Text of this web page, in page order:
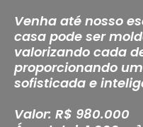
Venha até nosso
casa pode ser
valorizando cada
proporcionando
sofisticada e
Valor: R$ 980.000